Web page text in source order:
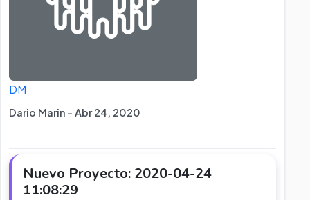
DM
Dario Marin - Abr 24, 2020
Nuevo Proyecto: 2020-04-24
11:08:29